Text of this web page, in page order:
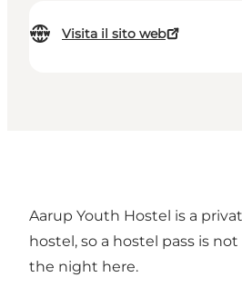
Visita il sito web
Aarup Youth Hostel is a
hostel, so a hostel pass is
the night here.